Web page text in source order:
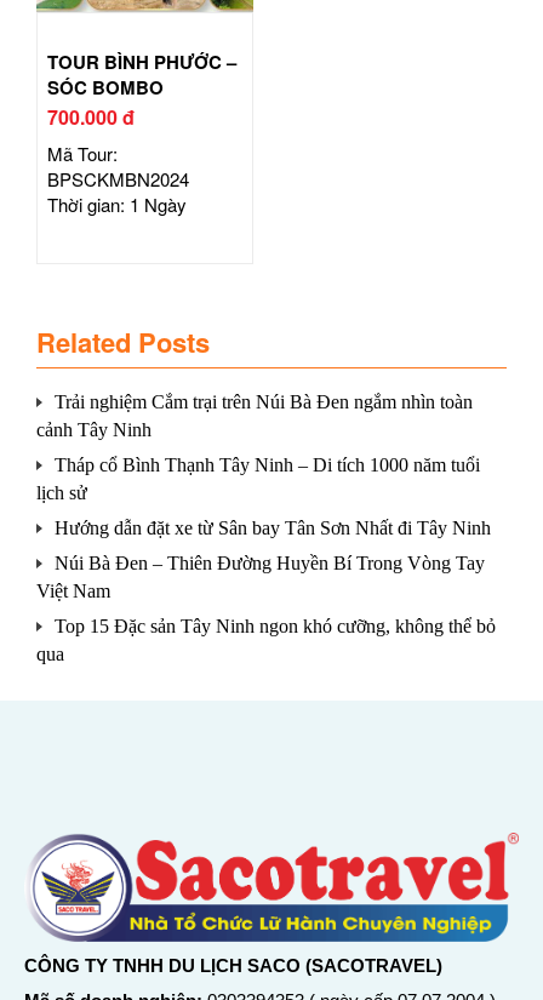
TOUR BÌNH PHƯỚC –
SÓC BOMBO
700.000 đ
Mã Tour:
BPSCKMBN2024
Thời gian: 1 Ngày
Related Posts
Trải nghiệm Cắm trại trên Núi Bà Đen ngắm nhìn toàn
cảnh Tây Ninh
Tháp cổ Bình Thạnh Tây Ninh – Di tích 1000 năm tuổi
lịch sử
Hướng dẫn đặt xe từ Sân bay Tân Sơn Nhất đi Tây Ninh
Núi Bà Đen – Thiên Đường Huyền Bí Trong Vòng Tay
Việt Nam
Top 15 Đặc sản Tây Ninh ngon khó cưỡng, không thể bỏ
qua
CÔNG TY TNHH DU LỊCH SACO (SACOTRAVEL)